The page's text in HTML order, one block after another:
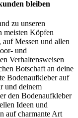
bleiben
zu unseren
meisten Köpfen
Messen und allen
und
Verhaltensweisen
Botschaft an deine
Bodenaufkleber auf
und deinem
den Bodenaufkleber
Ideen und
auf charmante Art